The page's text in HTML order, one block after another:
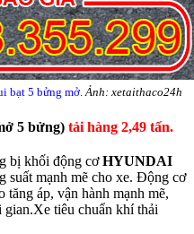
bạt 5 bửng mở.Ảnh: xetaithaco24h
5 bửng) tải hàng 2,49 tấn.
bị khối động cơHYUNDAI
suất mạnh mẽ cho xe. Động cơ
áp, vận hành mạnh mẽ,
tiêu chuẩn khí thải